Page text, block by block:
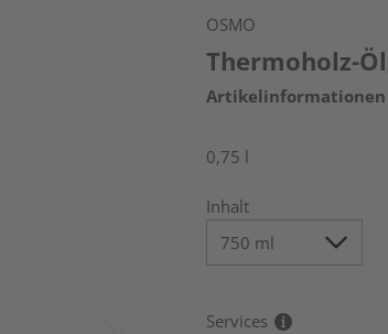
OSMO
Thermoholz-
Artikelinformationen
0,75 l
Inhalt
Services